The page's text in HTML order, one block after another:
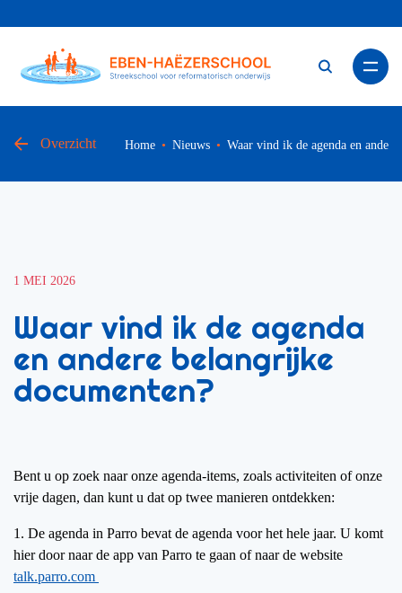
Overzicht Home Nieuws Waar vind ik de agenda en
1 MEI 2026
Waar vind ik de agenda
en andere belangrijke
documenten?
Bent u op zoek naar onze agenda-items, zoals activiteiten of onze
vrije dagen, dan kunt u dat op twee manieren ontdekken:
1. De agenda in Parro bevat de agenda voor het hele jaar. U komt
hier door naar de app van Parro te gaan of naar de website
talk.parro.com